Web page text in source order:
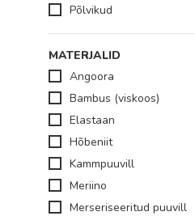
Põlvikud
MATERJALID
Angoora
Bambus (viskoos)
Elastaan
Hõbeniit
Kammpuuvill
Meriino
Merseriseeritud puuvill